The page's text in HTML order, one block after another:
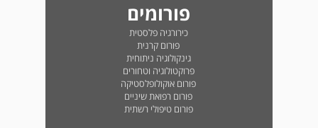
פורומים
כירורגיה פלסטית
פורום קרנית
גינקולוגיה ניתוחית
פרוקטולוגיה וטחורים
פורום אוקולופלסטיקה
פורום רפואת שיניים
פורום טיפולי רשתית